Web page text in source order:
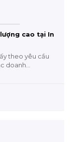
cao tại In
theo yêu cầu
doanh...